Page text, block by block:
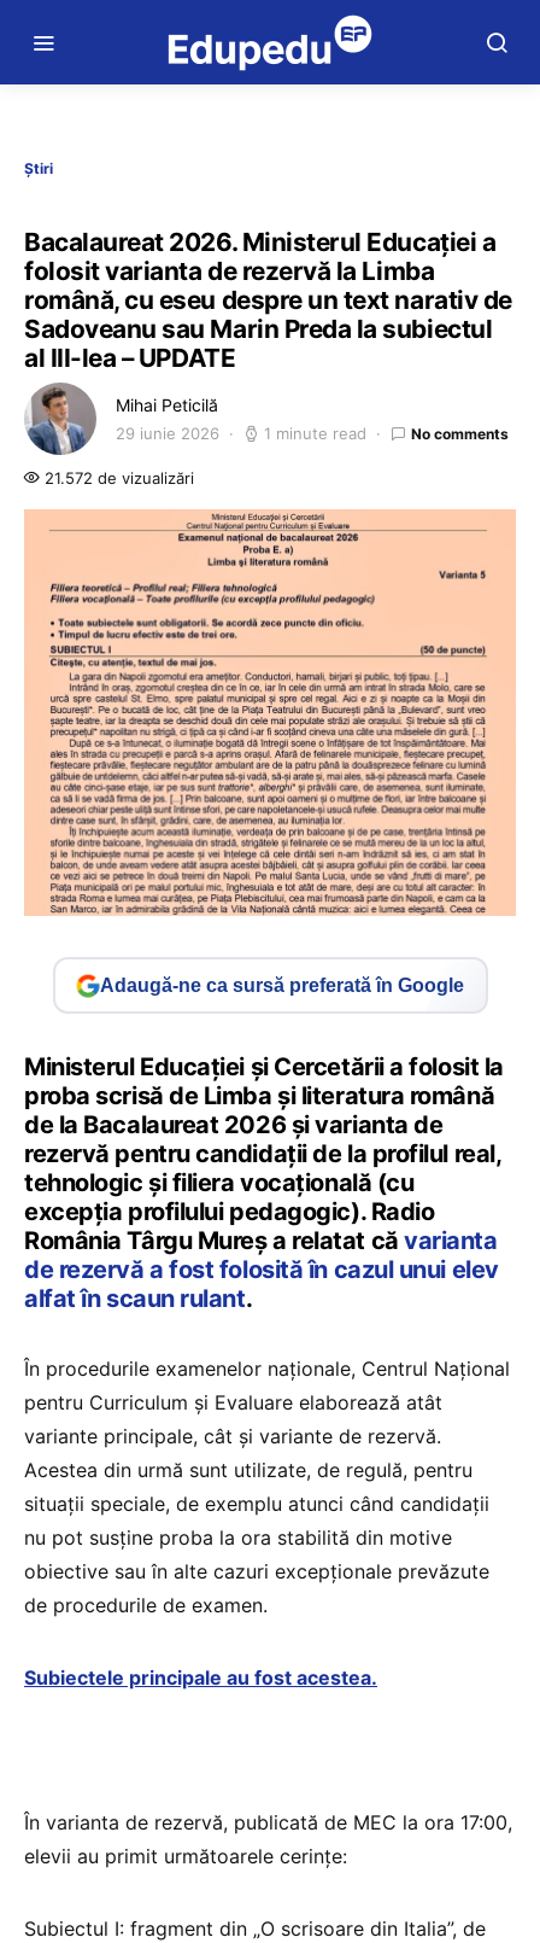
Știri
Bacalaureat 2026. Ministerul Educației a
folosit varianta de rezervă la Limba
română, cu eseu despre un text narativ de
Sadoveanu sau Marin Preda la subiectul
al III-lea – UPDATE
Mihai Peticilă
29 iunie 2026 1 minute read No comments
21.572 de vizualizări
Adaugă-ne ca sursă preferată în Google
Ministerul Educației și Cercetării a folosit la
proba scrisă de Limba și literatura română
de la Bacalaureat 2026 și varianta de
rezervă pentru candidații de la profilul real,
tehnologic și filiera vocațională (cu
excepția profilului pedagogic). Radio
România Târgu Mureș a relatat căvarianta
de rezervă a fost folosită în cazul unui elev
alfat în scaun rulant.
În procedurile examenelor naționale, Centrul Național
pentru Curriculum și Evaluare elaborează atât
variante principale, cât și variante de rezervă.
Acestea din urmă sunt utilizate, de regulă, pentru
situații speciale, de exemplu atunci când candidații
nu pot susține proba la ora stabilită din motive
obiective sau în alte cazuri excepționale prevăzute
de procedurile de examen.
Subiectele principale au fost acestea.
În varianta de rezervă, publicată de MEC la ora 17:00,
elevii au primit următoarele cerințe:
Subiectul I: fragment din „O scrisoare din Italia”, de